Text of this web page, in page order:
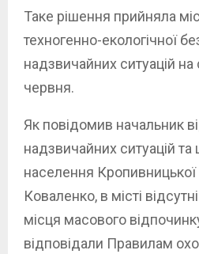
Таке рішення прийняла
техногенно-екологічної
надзвичайних ситуацій на
червня.
Як повідомив начальник
надзвичайних ситуацій та
населення Кропивницької
Коваленко, в місті
місця масового
відповідали Правилам